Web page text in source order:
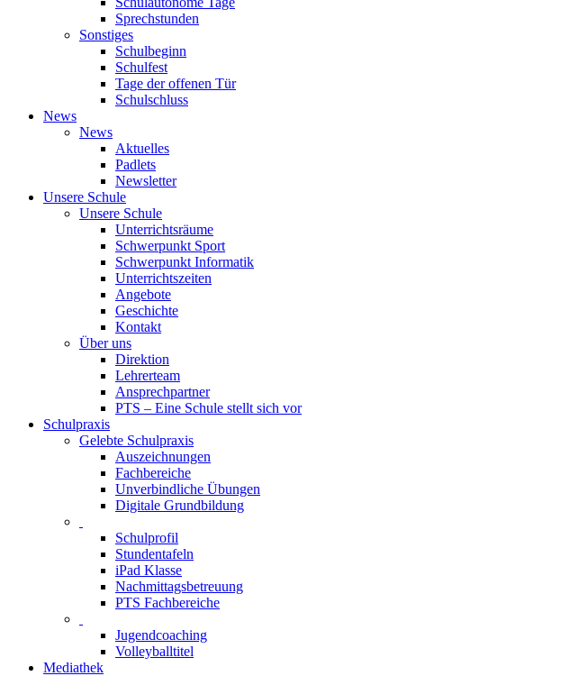
Sprechstunden
Sonstiges
Schulbeginn
Schulfest
Tage der offenen Tür
Schulschluss
News
News
Aktuelles
Padlets
Newsletter
Unsere Schule
Unsere Schule
Unterrichtsräume
Schwerpunkt Sport
Schwerpunkt Informatik
Unterrichtszeiten
Angebote
Geschichte
Kontakt
Über uns
Direktion
Lehrerteam
Ansprechpartner
PTS – Eine Schule stellt sich vor
Schulpraxis
Gelebte Schulpraxis
Auszeichnungen
Fachbereiche
Unverbindliche Übungen
Digitale Grundbildung
Schulprofil
Stundentafeln
iPad Klasse
Nachmittagsbetreuung
PTS Fachbereiche
Jugendcoaching
Volleyballtitel
Mediathek